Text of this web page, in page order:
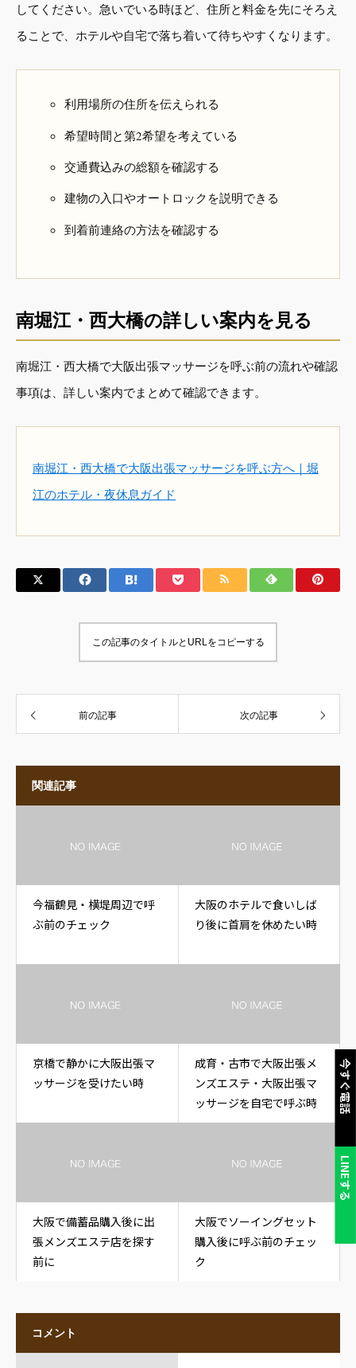
今すぐ電話
LINEする
してください。急いでいる時ほど、住所と料金を先にそろえ
ることで、ホテルや自宅で落ち着いて待ちやすくなります。
利用場所の住所を伝えられる
希望時間と第2希望を考えている
交通費込みの総額を確認する
建物の入口やオートロックを説明できる
到着前連絡の方法を確認する
南堀江・西大橋の詳しい案内を見る
南堀江・西大橋で大阪出張マッサージを呼ぶ前の流れや確認
事項は、詳しい案内でまとめて確認できます。
南堀江・西大橋で大阪出張マッサージを呼ぶ方へ｜堀
江のホテル・夜休息ガイド
この記事のタイトルとURLをコピーする
前の記事 次の記事
関連記事
今福鶴見・横堤周辺で呼
ぶ前のチェック
大阪のホテルで食いしば
り後に首肩を休めたい時
京橋で静かに大阪出張マ
ッサージを受けたい時
成育・古市で大阪出張メ
ンズエステ・大阪出張マ
ッサージを自宅で呼ぶ時
大阪で備蓄品購入後に出
張メンズエステ店を探す
前に
大阪でソーイングセット
購入後に呼ぶ前のチェッ
ク
コメント